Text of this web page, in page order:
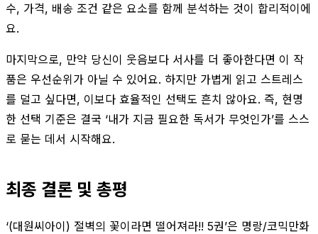
수, 가격, 배송 조건 같은 요소를 함께 분석하는 것이 합리적이에
요.
마지막으로, 만약 당신이 웃음보다 서사를 더 좋아한다면 이 작
품은 우선순위가 아닐 수 있어요. 하지만 가볍게 읽고 스트레스
를 덜고 싶다면, 이보다 효율적인 선택도 흔치 않아요. 즉, 현명
한 선택 기준은 결국 ‘내가 지금 필요한 독서가 무엇인가’를 스스
로 묻는 데서 시작해요.
최종 결론 및 총평
‘(대원씨아이) 절벽의 꽃이라면 떨어져라!! 5권’은 명랑/코믹만화